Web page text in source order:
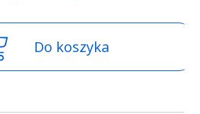
Do koszyka